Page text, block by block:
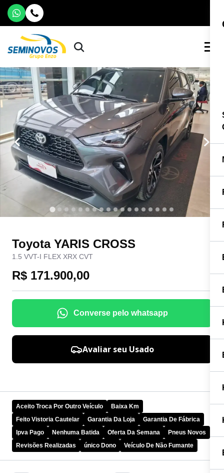
Aceito Troca Por Outro Veículo
Baixa Km
Feito Vistoria Cautelar
Garantia Da Loja
Garantia De Fábrica
Ipva Pago
Nenhuma Batida Oferta Da Semana
Pneus Novos
Revisões Realizadas
único Dono Veículo De Não Fumante
Toyota YARIS CROSS
1.5 VVT-I FLEX XRX CVT
R$ 171.900,00
Converse pelo whatsapp
Avaliar seu Usado